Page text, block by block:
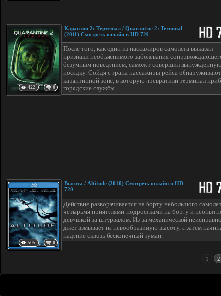
422 0
Карантин 2: Терминал / Quarantine 2: Terminal
(2011) Смотреть онлайн в HD 720
После того, как один из пассажиров самолета выказал
признаки необъяснимого заболевания
безумным поведением, самолет совершил вынужденную
посадку. Сойдя с трапа пассажиры рейса обнаруживают
карантинной зоне, в которую превратили терминал
городские службы.
505 0
Высота / Altitude (2010) Смотреть онлайн в HD
720
Действие разворачивается на борту небольшого
четырьмя приятелями-подростками на борту и
девушкой за штурвалом. Из-за механической
джет взмывает на невообразимую высоту, а затем
падение сквозь бесконечный туман.
1 2